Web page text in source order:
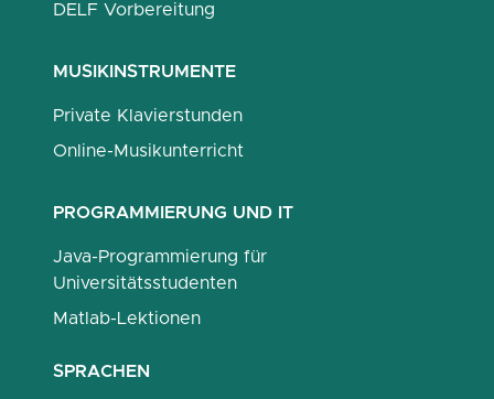
DELF Vorbereitung
MUSIKINSTRUMENTE
Private Klavierstunden
Online-Musikunterricht
PROGRAMMIERUNG UND IT
Java-Programmierung für
Universitätsstudenten
Matlab-Lektionen
SPRACHEN